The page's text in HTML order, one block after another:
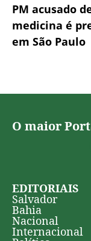
PM acusado
medicina é
em São Paulo
O maior
EDITORIAIS
Salvador
Bahia
Nacional
Internacional